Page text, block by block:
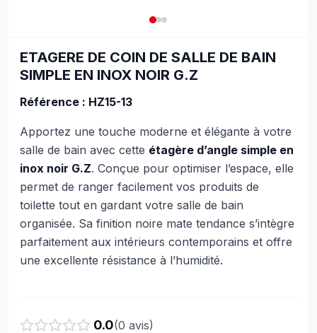
ETAGERE DE COIN DE SALLE DE BAIN
SIMPLE EN INOX NOIR G.Z
Référence : HZ15-13
Apportez une touche moderne et élégante à votre
salle de bain avec cette étagère d’angle simple en
inox noir G.Z. Conçue pour optimiser l’espace, elle
permet de ranger facilement vos produits de
toilette tout en gardant votre salle de bain
organisée. Sa finition noire mate tendance s’intègre
parfaitement aux intérieurs contemporains et offre
une excellente résistance à l’humidité.
0.0(0 avis)